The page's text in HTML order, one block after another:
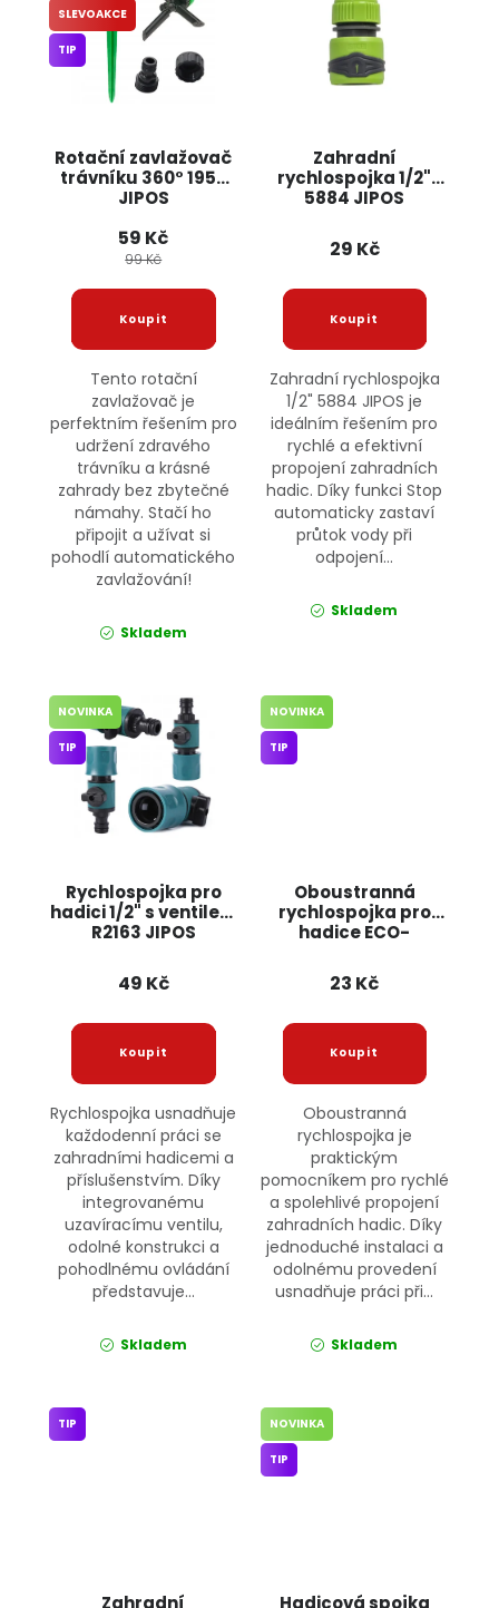
Rotační zavlažovač
trávníku 360° 1950
JIPOS
SLEVOAKCE
TIP
59 Kč
99 Kč
Tento rotační
zavlažovač je
perfektním řešením pro
udržení zdravého
trávníku a krásné
zahrady bez zbytečné
námahy. Stačí ho
připojit a užívat si
pohodlí automatického
zavlažování!
Skladem
Zahradní
rychlospojka 1/2"
5884 JIPOS
29 Kč
Zahradní rychlospojka
1/2" 5884 JIPOS je
ideálním řešením pro
rychlé a efektivní
propojení zahradních
hadic. Díky funkci Stop
automaticky zastaví
průtok vody při
odpojení...
Skladem
Rychlospojka pro
hadici 1/2" s ventilem
R2163 JIPOS
NOVINKA
TIP
49 Kč
Rychlospojka usnadňuje
každodenní práci se
zahradními hadicemi a
příslušenstvím. Díky
integrovanému
uzavíracímu ventilu,
odolné konstrukci a
pohodlnému ovládání
představuje...
Skladem
Oboustranná
rychlospojka pro
hadice ECO-
NOVINKA
TIP
23 Kč
Oboustranná
rychlospojka je
praktickým
pomocníkem pro rychlé
a spolehlivé propojení
zahradních hadic. Díky
jednoduché instalaci a
odolnému provedení
usnadňuje práci při...
Skladem
Zahradní
TIP
Hadicová spojka
NOVINKA
TIP